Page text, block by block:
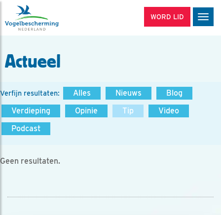
WORD LID
Actueel
Verfijn resultaten: Alles Nieuws
Blog
Verdieping
Opinie Tip
Video
Podcast
Geen resultaten.